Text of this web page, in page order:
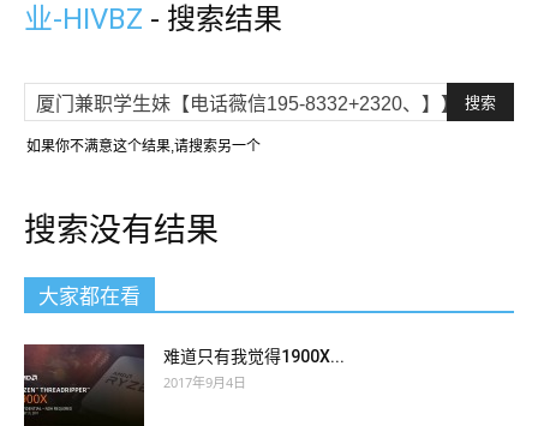
业-HIVBZ - 搜索结果
如果你不满意这个结果,请搜索另一个
搜索没有结果
大家都在看
难道只有我觉得1900X...
2017年9月4日